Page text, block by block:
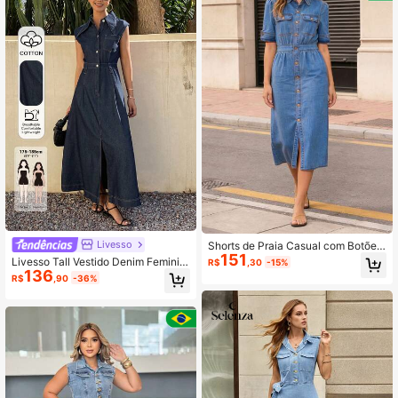
Livesso
Livesso Tall Vestido Denim Feminin
o de Verão com Gola, Sem Mangas,
Cintura Marcada, Longo com Fend
R$136 ,90 -36%
Shorts de Praia Casual com Botões
na Frente, Cor Sólida
R$151 ,30 -15%